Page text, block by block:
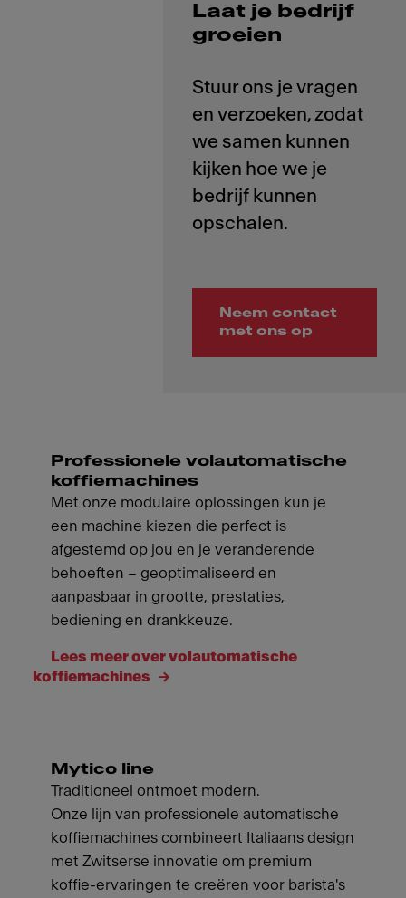
Laat je bedrijf
groeien
Stuur ons je vragen
en verzoeken, zodat
we samen kunnen
kijken hoe we je
bedrijf kunnen
Neem contact
met ons op
Professionele volautomatische
koffiemachines
Met onze modulaire oplossingen kun je
een machine kiezen die perfect is
afgestemd op jou en je veranderende
behoeften – geoptimaliseerd en
aanpasbaar in grootte, prestaties,
bediening en drankkeuze.
Lees meer over volautomatische
koffiemachines
Mytico line
Traditioneel ontmoet modern.
Onze lijn van professionele automatische
koffiemachines combineert Italiaans design
met Zwitserse innovatie om premium
koffie-ervaringen te creëren voor barista's